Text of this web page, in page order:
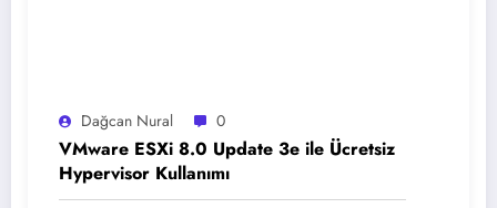
Dağcan Nural 0
VMware ESXi 8.0 Update 3e ile Ücretsiz
Hypervisor Kullanımı